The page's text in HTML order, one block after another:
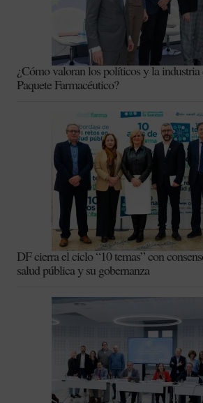
¿Cómo valoran los políticos y la
Paquete Farmacéutico?
DF cierra el ciclo “10 temas” con
salud pública y su gobernanza